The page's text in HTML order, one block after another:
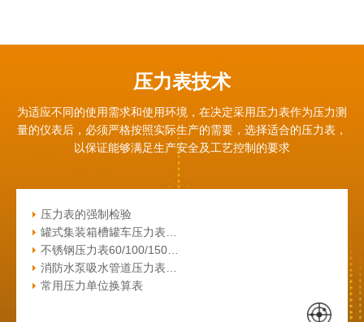
压力表技术
为适应不同的使用需求和使用环境，在决定采用压力表作为压力测
量的仪表后，必须严格按照实际生产的需要， 选择适合的压力表，
以保证能够满足生产安全及工艺控制的要求
压力表的强制检验
罐式集装箱槽罐车压力表…
不锈钢压力表60/100/150…
消防水泵吸水管道压力表…
常用压力单位换算表